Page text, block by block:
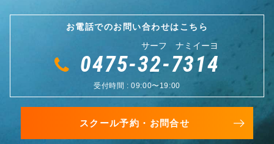
お電話でのお問い合わせはこちら
サーフ ナミイーヨ
0475-32-7314
受付時間 : 09:00〜19:00
スクール予約・お問合せ